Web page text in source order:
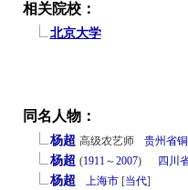
相关院校：
北京大学
同名人物：
杨超 高级农艺师 贵州省
杨超 (1911～2007) 四川
杨超 上海市[当代]